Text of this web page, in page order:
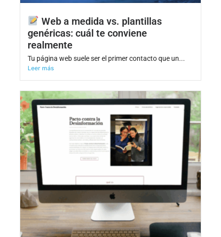
Web a medida vs. plantillas
genéricas: cuál te conviene
realmente
Tu página web suele ser el primer contacto que un...
Leer más